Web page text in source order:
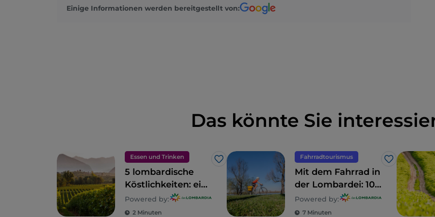
Einige Informationen werden bereitgestellt von:
Das könnte Sie
Essen und Trinken
Like
5 lombardische
Köstlichkeiten: ein
Gebiet zum
Genießen
Powered by:
2 Minuten
Fahrradtourismus
Like
Mit dem Fahrrad in
der Lombardei: 10
Routen für
Familien
Powered by:
7 Minuten